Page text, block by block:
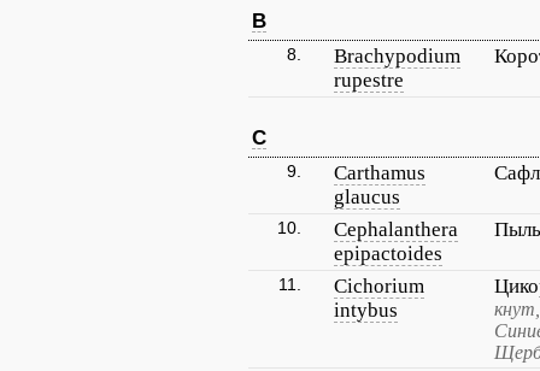
B
8.
Brachypodium
rupestre
C
9.
Carthamus
glaucus
10.
Cephalanthera
epipactoides
11.
Cichorium
intybus